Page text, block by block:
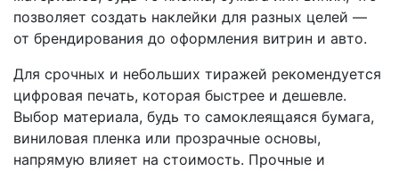
позволяет создать наклейки для разных целей —
от брендирования до оформления витрин и авто.
Для срочных и небольших тиражей рекомендуется
цифровая печать, которая быстрее и дешевле.
Выбор материала, будь то самоклеящаяся бумага,
виниловая пленка или прозрачные основы,
напрямую влияет на стоимость. Прочные и